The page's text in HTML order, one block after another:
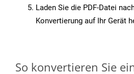
Laden Sie die PDF-Datei
Konvertierung auf Ihr Gerät
So konvertieren Sie